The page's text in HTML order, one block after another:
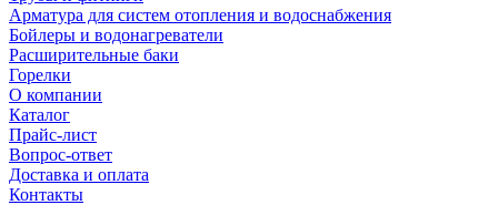
Арматура для систем отопления и водоснабжения
Бойлеры и водонагреватели
Расширительные баки
Горелки
О компании
Каталог
Прайс-лист
Вопрос-ответ
Доставка и оплата
Контакты